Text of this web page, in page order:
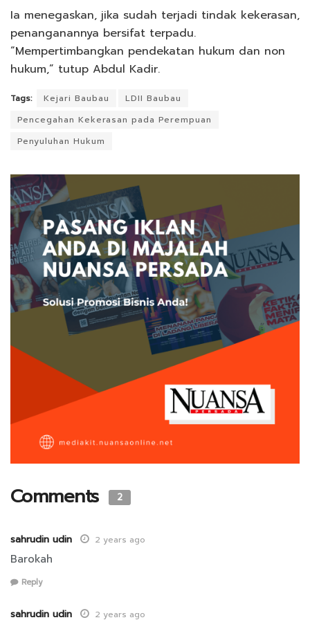
Ia menegaskan, jika sudah terjadi tindak kekerasan,
penanganannya bersifat terpadu.
“Mempertimbangkan pendekatan hukum dan non
hukum,” tutup Abdul Kadir.
Tags: Kejari Baubau
LDII Baubau
Pencegahan Kekerasan pada Perempuan
Penyuluhan Hukum
Comments 2
sahrudin udin 2 years ago
Barokah
Reply
sahrudin udin 2 years ago